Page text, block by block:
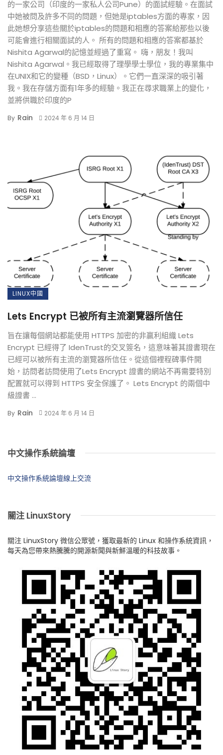
的一家公司（印度的一家私人公司Pune）的面試經驗。在面試
中她被問及許多不同的問題，但她是iptables方面的專家，因
此她想分享這些關於iptables的問題和相應的答案給那些以後
可能會進行相關面試的人。 所有的問題和相應的答案都基於
Nishita Agarwal的記憶並經過了重寫。 嗨，朋友！我叫
Nishita Agarwal。我已經取得了理學學士學位，我的專業集中
在UNIX和它的變種（BSD，Linux）。它們一直深深的吸引著
我。我在存儲方面有1年多的經驗。我正在尋求職業上的變化，
並將供職於印度的P
By Rain 2024 年 6 月 14 日
LINUX中國
Lets Encrypt 已被所有主流瀏覽器所信任
旨在讓每個網站都能使用 HTTPS 加密的非贏利組織 Lets
Encrypt 已經得了 IdenTrust的交叉簽名，這意味著其證書現在
已經可以被所有主流的瀏覽器所信任。從這個裡程碑事件開
始，訪問者訪問使用了Lets Encrypt 證書的網站不再需要特別
配置就可以得到 HTTPS 安全保護了。 Lets Encrypt 的兩個中
級證書 ...
By Rain 2024 年 6 月 14 日
中文操作系統論壇
中文操作系統論壇線上交流
關注 LinuxStory
關注 LinuxStory 微信公眾號，獲取最新的 Linux 和操作系統資訊，
每天為您帶來熱騰騰的開源新聞與新鮮溫暖的科技故事。